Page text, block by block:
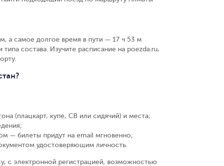
а самое долгое время в пути — 17 ч 53 м
состава. Изучите расписание на poezda.ru,
(плацкарт, купе, СВ или сидячий) и места;
;
— билеты придут на email мгновенно;
удостоверяющим личность.
с электронной регистрацией, возможностью